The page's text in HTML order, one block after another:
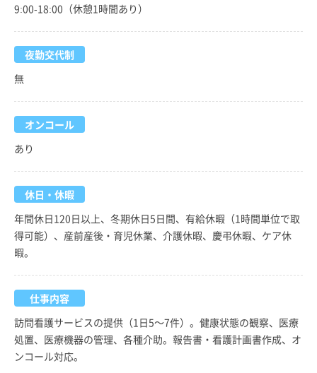
9:00-18:00（休憩1時間あり）
夜勤交代制
無
オンコール
あり
休日・休暇
年間休日120日以上、冬期休日5日間、有給休暇（1時間単位で取
得可能）、産前産後・育児休業、介護休暇、慶弔休暇、ケア休
暇。
仕事内容
訪問看護サービスの提供（1日5～7件）。健康状態の観察、医療
処置、医療機器の管理、各種介助。報告書・看護計画書作成、オ
ンコール対応。